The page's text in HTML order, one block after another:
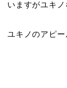
いますがユキノ
ユキノのアピー